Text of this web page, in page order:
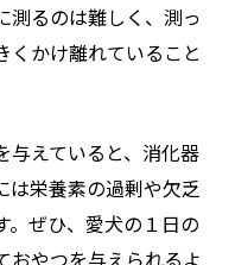
測るのは難しく、測っ
くかけ離れていること
与えていると、消化器
は栄養素の過剰や欠乏
。ぜひ、愛犬の１日の
おやつを与えられるよ